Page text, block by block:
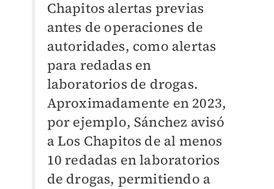
Chapitos alertas previas
antes de operaciones de
autoridades, como alertas
para redadas en
laboratorios de drogas.
Aproximadamente en 2023,
por ejemplo, Sánchez avisó
a Los Chapitos de al menos
10 redadas en laboratorios
de drogas, permitiendo a